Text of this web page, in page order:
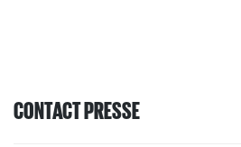
CONTACT PRESSE